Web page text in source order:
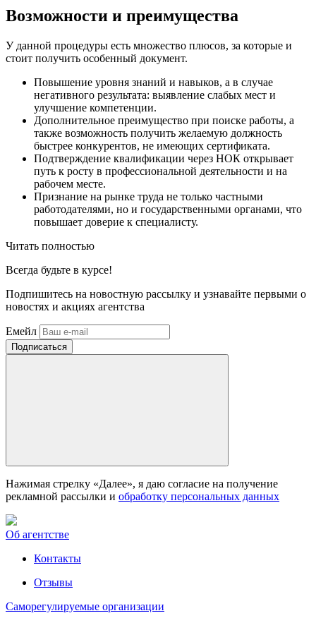
Возможности и преимущества
У данной процедуры есть множество плюсов, за которые и
стоит получить особенный документ.
Повышение уровня знаний и навыков, а в случае
негативного результата: выявление слабых мест и
улучшение компетенции.
Дополнительное преимущество при поиске работы, а
также возможность получить желаемую должность
быстрее конкурентов, не имеющих сертификата.
Подтверждение квалификации через НОК открывает
путь к росту в профессиональной деятельности и на
рабочем месте.
Признание на рынке труда не только частными
работодателями, но и государственными органами, что
повышает доверие к специалисту.
Читать полностью
Всегда будьте в курсе!
Подпишитесь на новостную рассылку и узнавайте первыми о
новостях и акциях агентства
Емейл
Нажимая стрелку «Далее», я даю согласие на получение
рекламной рассылки и обработку персональных данных
Об агентстве
Контакты
Отзывы
Саморегулируемые организации